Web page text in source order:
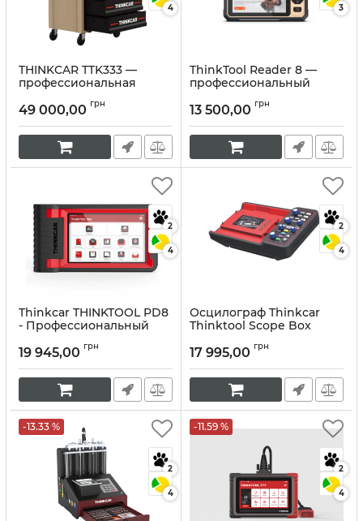
4
THINKCAR TTK333 —
профессиональная
инструментами для СТО
Артикул:10300
49 000,00 грн
3
ThinkTool Reader 8 —
профессиональный
для полной диагностики
Артикул:10310
13 500,00 грн
2
4
Thinkcar THINKTOOL PD8
- Профессиональный
Артикул:10303
19 945,00 грн
2
4
Осцилограф Thinkcar
Thinktool Scope Box
Артикул:10302
17 995,00 грн
-13.33 %
2
4
-11.59 %
2
4